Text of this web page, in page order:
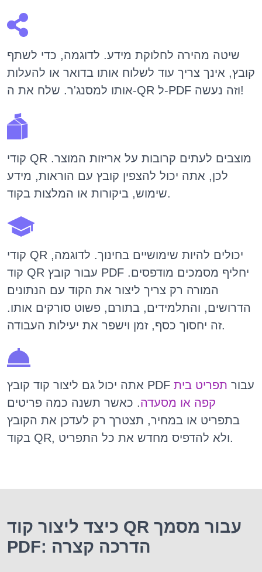
שיטה מהירה לחלוקת מידע. לדוגמה, כדי לשתף
קובץ, אינך צריך עוד לשלוח אותו בדואר או להעלות
אותו למסנג'ר. שלח את ה-QR ל-PDF וזה נעשה!
קודי QR מוצבים לעתים קרובות על אריזות המוצר.
לכן, אתה יכול להצפין קובץ עם הוראות, מידע
שימוש, ביקורות או המלצות בקוד.
קודי QR יכולים להיות שימושיים בחינוך. לדוגמה,
קוד QR עבור קובץ PDF יחליף מסמכים מודפסים.
המורה רק צריך ליצור את הקוד עם הנתונים
הדרושים, והתלמידים, בתורם, פשוט סורקים אותו.
זה יחסוך כסף, זמן וישפר את יעילות העבודה.
אתה יכול גם ליצור קוד קובץ PDF עבור תפריט בית
קפה או מסעדה. כאשר תשנה כמה פריטים
בתפריט או במחיר, תצטרך רק לעדכן את הקובץ
בקוד QR, ולא להדפיס מחדש את כל התפריט.
כיצד ליצור קוד QR עבור מסמך
PDF: הדרכה קצרה